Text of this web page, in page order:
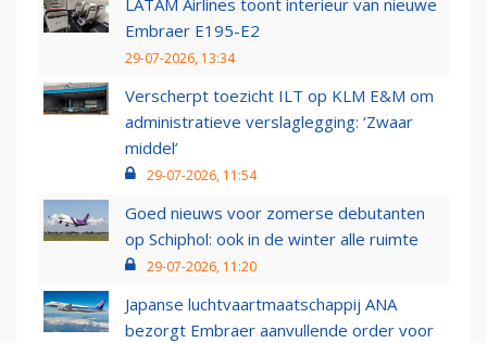
LATAM Airlines toont interieur van nieuwe
Embraer E195-E2
29-07-2026, 13:34
Verscherpt toezicht ILT op KLM E&M om
administratieve verslaglegging: ‘Zwaar
middel’
29-07-2026, 11:54
Goed nieuws voor zomerse debutanten
op Schiphol: ook in de winter alle ruimte
29-07-2026, 11:20
Japanse luchtvaartmaatschappij ANA
bezorgt Embraer aanvullende order voor